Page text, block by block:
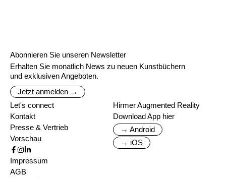
Abonnieren Sie unseren Newsletter
Erhalten Sie monatlich News zu neuen Kunstbüchern
und exklusiven Angeboten.
Jetzt anmelden →
Let's connect
Kontakt
Presse & Vertrieb
Vorschau
Hirmer Augmented Reality
Download App hier
→ Android
→ iOS
Impressum
AGB